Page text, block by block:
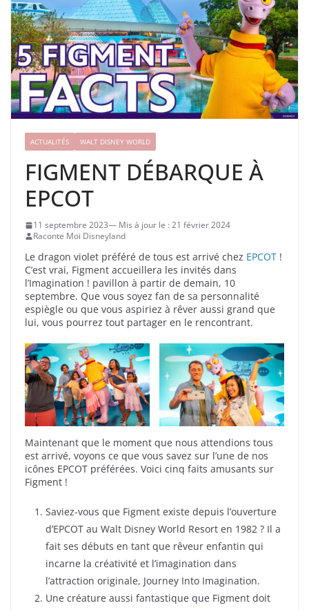
ACTUALITÉS WALT DISNEY WORLD
FIGMENT DÉBARQUE À
EPCOT
11 septembre 2023
21 février 2024
Raconte Moi Disneyland
Le dragon violet préféré de tous est arrivé chez EPCOT !
C’est vrai, Figment accueillera les invités dans
l’Imagination ! pavillon à partir de demain, 10
septembre. Que vous soyez fan de sa personnalité
espiègle ou que vous aspiriez à rêver aussi grand que
lui, vous pourrez tout partager en le rencontrant.
Maintenant que le moment que nous attendions tous
est arrivé, voyons ce que vous savez sur l’une de nos
icônes EPCOT préférées. Voici cinq faits amusants sur
Figment !
Saviez-vous que Figment existe depuis l’ouverture
d’EPCOT au Walt Disney World Resort en 1982 ? Il a
fait ses débuts en tant que rêveur enfantin qui
incarne la créativité et l’imagination dans
l’attraction originale, Journey Into Imagination.
Une créature aussi fantastique que Figment doit